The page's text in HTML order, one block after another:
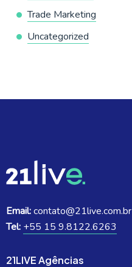
Trade Marketing
Uncategorized
Email:contato@21live.com.br
Tel: +55 15 9.8122.6263
21LIVE Agências